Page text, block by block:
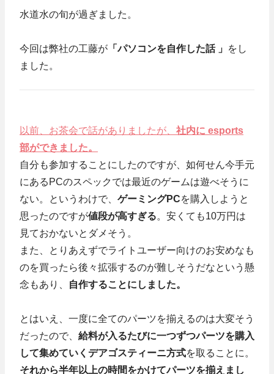
水道水の旬が過ぎました。
今回は弊社の工藤が 「パソコンを自作した話 」 をし
ました。
以前、お茶会で話がありましたが、 社内に esports
部ができました。
自分も参加することにしたのですが、如何せん今手元
にあるPCのスペックでは最近のゲームは遊べそうに
ない。というわけで、 ゲーミングPCを購入しようと
思ったのですが値段が高すぎる。安くても10万円は
見ておかないとダメそう。
また、とりあえずでライトユーザー向けのお安めなも
のを買ったら後々拡張するのが難しそうだなという懸
念もあり、
自作することにしました。
とはいえ、一度に全てのパーツを揃えるのは大変そう
だったので、 給料が入るたびに一つずつパーツを購入
して集めていくデアゴスティーニ方式を取ることに。
それから半年以上の時間をかけてパーツを揃えまし